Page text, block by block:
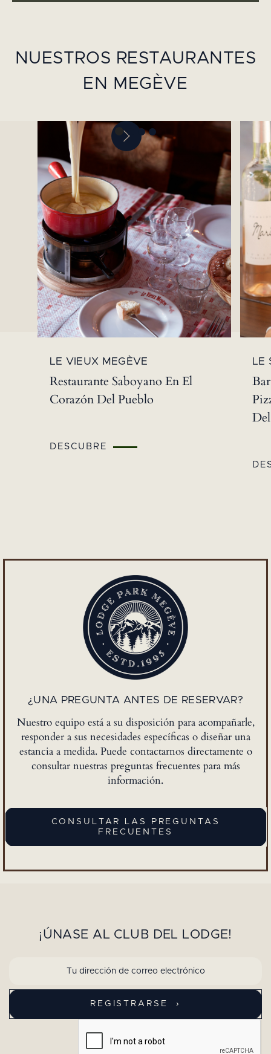
NUESTROS RESTAURANTES
EN MEGÈVE
LE VIEUX MEGÈVE
Restaurante Saboyano En El
Corazón Del Pueblo
DESCUBRE
LE
¿UNA PREGUNTA ANTES DE RESERVAR?
Nuestro equipo está a su disposición para acompañarle,
responder a sus necesidades específicas o diseñar una
estancia a medida. Puede contactarnos directamente o
consultar nuestras preguntas frecuentes para más
información.
CONSULTAR LAS PREGUNTAS
FRECUENTES
¡ÚNASE AL CLUB DEL LODGE!